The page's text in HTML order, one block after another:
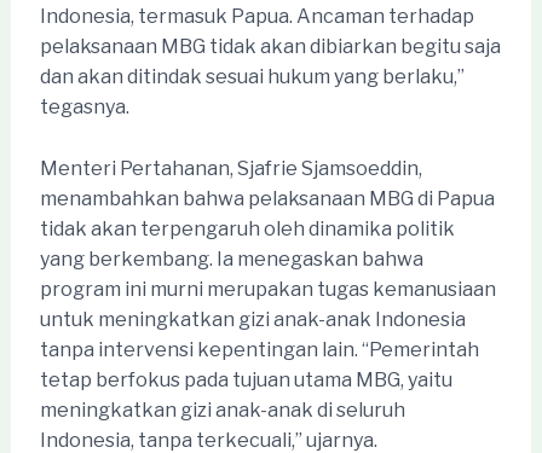
Indonesia, termasuk Papua. Ancaman terhadap
pelaksanaan MBG tidak akan dibiarkan begitu saja
dan akan ditindak sesuai hukum yang berlaku,”
tegasnya.
Menteri Pertahanan, Sjafrie Sjamsoeddin,
menambahkan bahwa pelaksanaan MBG di Papua
tidak akan terpengaruh oleh dinamika politik
yang berkembang. Ia menegaskan bahwa
program ini murni merupakan tugas kemanusiaan
untuk meningkatkan gizi anak-anak Indonesia
tanpa intervensi kepentingan lain. “Pemerintah
tetap berfokus pada tujuan utama MBG, yaitu
meningkatkan gizi anak-anak di seluruh
Indonesia, tanpa terkecuali,” ujarnya.